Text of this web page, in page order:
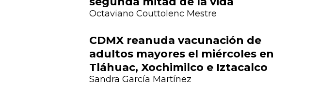
Octaviano Couttolenc Mestre
CDMX reanuda vacunación de
adultos mayores el miércoles en
Tláhuac, Xochimilco e Iztacalco
Sandra García Martínez